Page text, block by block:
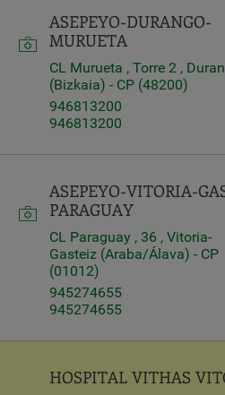
ASEPEYO-DURANGO-
MURUETA
CL Murueta , Torre 2 ,
(Bizkaia) - CP (48200)
946813200
946813200
ASEPEYO-VITORIA-
PARAGUAY
CL Paraguay , 36 , Vitoria-
Gasteiz (Araba/Álava) - CP
(01012)
945274655
945274655
HOSPITAL VITHAS